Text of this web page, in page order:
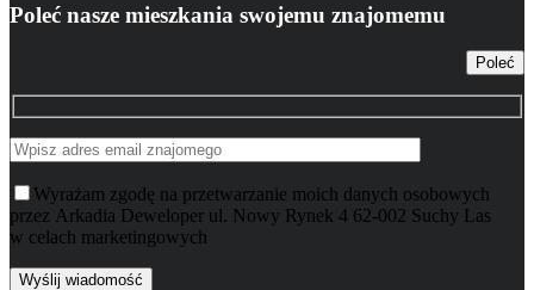
Poleć nasze mieszkania swojemu znajomemu
Poleć
Wyrażam zgodę na przetwarzanie moich danych osobowych
przez Arkadia Deweloper ul. Nowy Rynek 4 62-002 Suchy Las
w celach marketingowych